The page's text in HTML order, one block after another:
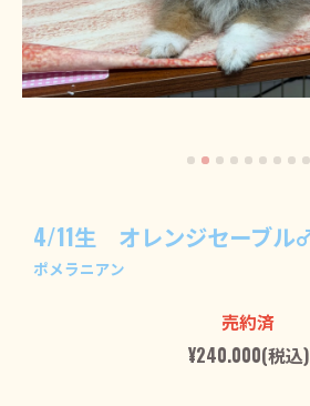
4/11生 オレンジセーブル♂
ポメラニアン
売約済
¥240.000(税込)